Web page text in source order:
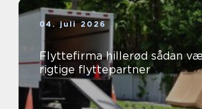
04. juli 2026
Flyttefirma hillerød sådan vælger du den
rigtige flyttepartner